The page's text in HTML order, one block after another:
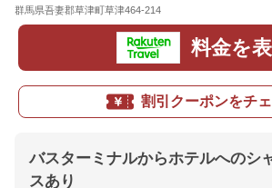
群馬県吾妻郡草津町草津464-214
料金を
割引クーポンをチ
バスターミナルからホテルへのシ
スあり